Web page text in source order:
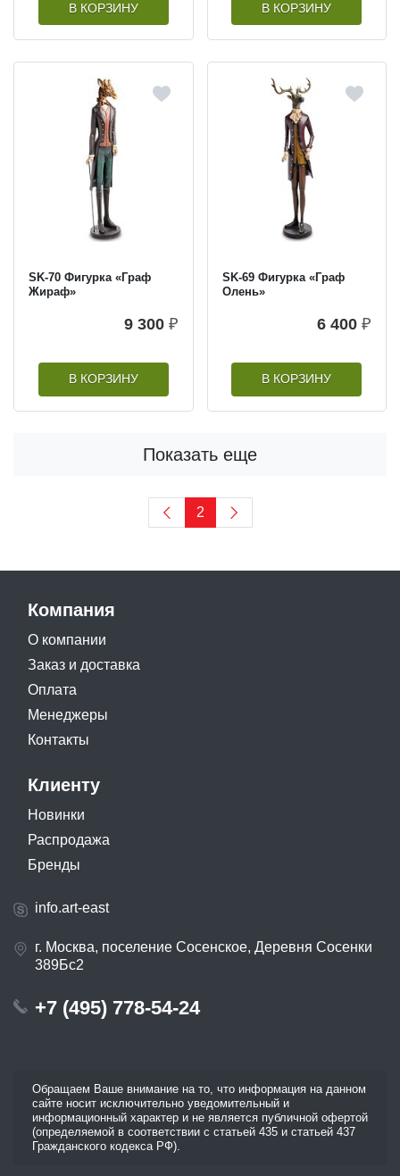
В КОРЗИНУ В КОРЗИНУ
SK-70 Фигурка «Граф
Жираф»
9 300 ₽
В КОРЗИНУ
SK-69 Фигурка «Граф
Олень»
6 400 ₽
В КОРЗИНУ
Показать еще
2
Компания
О компании
Заказ и доставка
Оплата
Менеджеры
Контакты
Клиенту
Новинки
Распродажа
Бренды
info.art-east
г. Москва, поселение Сосенское, Деревня Сосенки
389Бс2
+7 (495) 778-54-24
Обращаем Ваше внимание на то, что информация на данном
сайте носит исключительно уведомительный и
информационный характер и не является публичной офертой
(определяемой в соответствии с статьей 435 и статьей 437
Гражданского кодекса РФ).